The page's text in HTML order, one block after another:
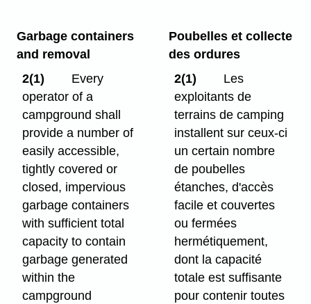
Garbage containers
and removal
2(1)
Every
operator of a
campground shall
provide a number of
easily accessible,
tightly covered or
closed, impervious
garbage containers
with sufficient total
capacity to contain
garbage generated
within the
campground
Poubelles et collecte
des ordures
2(1)
Les
exploitants de
terrains de camping
installent sur ceux-ci
un certain nombre
de poubelles
étanches, d'accès
facile et couvertes
ou fermées
hermétiquement,
dont la capacité
totale est suffisante
pour contenir toutes